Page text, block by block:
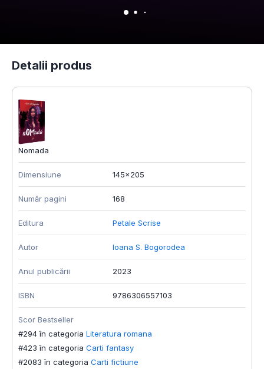
Detalii produs
Nomada
Dimensiune 145x205
Număr pagini 168
Editura Petale Scrise
Autor Ioana S. Bogorodea
Anul publicării 2023
ISBN 9786306557103
Scor Bestseller
#294 în categoria Literatura romana
#423 în categoria Carti fantasy
#2083 în categoria Carti fictiune